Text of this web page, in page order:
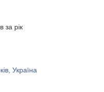
за рік
Україна